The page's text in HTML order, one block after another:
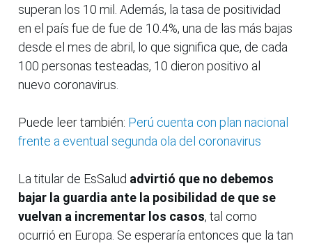
superan los 10 mil. Además, la tasa de positividad
en el país fue de fue de 10.4%, una de las más bajas
desde el mes de abril, lo que significa que, de cada
100 personas testeadas, 10 dieron positivo al
nuevo coronavirus.
Puede leer también: Perú cuenta con plan nacional
frente a eventual segunda ola del coronavirus
La titular de EsSalud advirtió que no debemos
bajar la guardia ante la posibilidad de que se
vuelvan a incrementar los casos, tal como
ocurrió en Europa. Se esperaría entonces que la tan